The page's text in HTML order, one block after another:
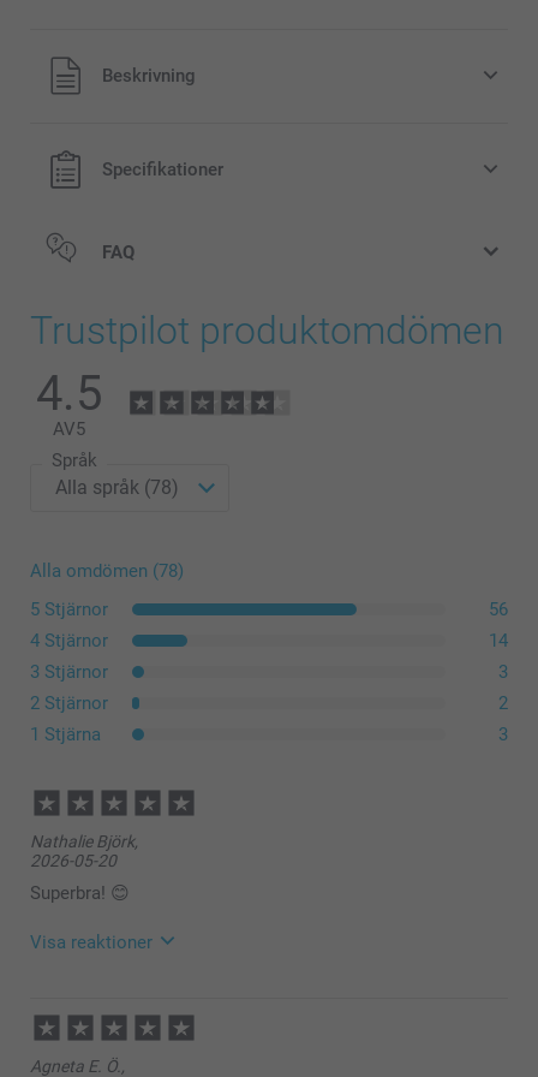
Alla priser är i svenska kronor (SEK), inklusive moms och
exklusive porto.
Beskrivning
Specifikationer
100% polyester
Tillverkat av 100 % naturlig rättvisemärkt bomull* med
samma utseende och känsla som linne
Stor framficka
FAQ
Trustpilot produktomdömen
4.5
AV5
Språk
Alla omdömen (78)
5 Stjärnor
56
4 Stjärnor
14
3 Stjärnor
3
2 Stjärnor
2
1 Stjärna
3
Nathalie Björk,
2026-05-20
Superbra! 😊
Visa reaktioner
10:32
Hej Nathalie,
Stort tack för fem stjärnor och ditt fina omdöme! Vi
Agneta E. Ö.,